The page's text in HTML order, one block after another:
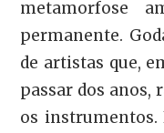
metamorfose
permanente.
de artistas que,
passar dos anos,
os instrumentos.